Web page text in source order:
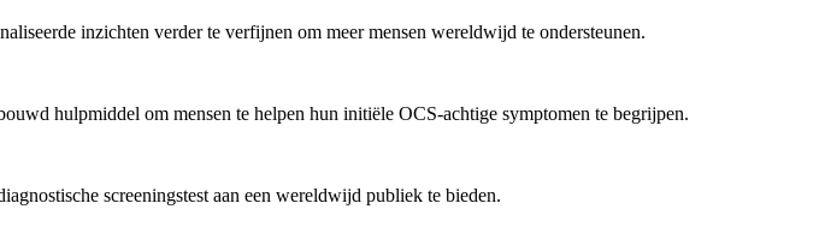
inzichten verder te verfijnen om meer mensen wereldwijd te ondersteunen.
hulpmiddel om mensen te helpen hun initiële OCS-achtige symptomen te begrijpen.
screeningstest aan een wereldwijd publiek te bieden.